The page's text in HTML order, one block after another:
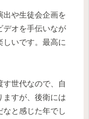
出や生徒会企画を
デオを手伝いなが
しいです。最高に
す世代なので、自
ますが、後衛には
なと感じた年でし